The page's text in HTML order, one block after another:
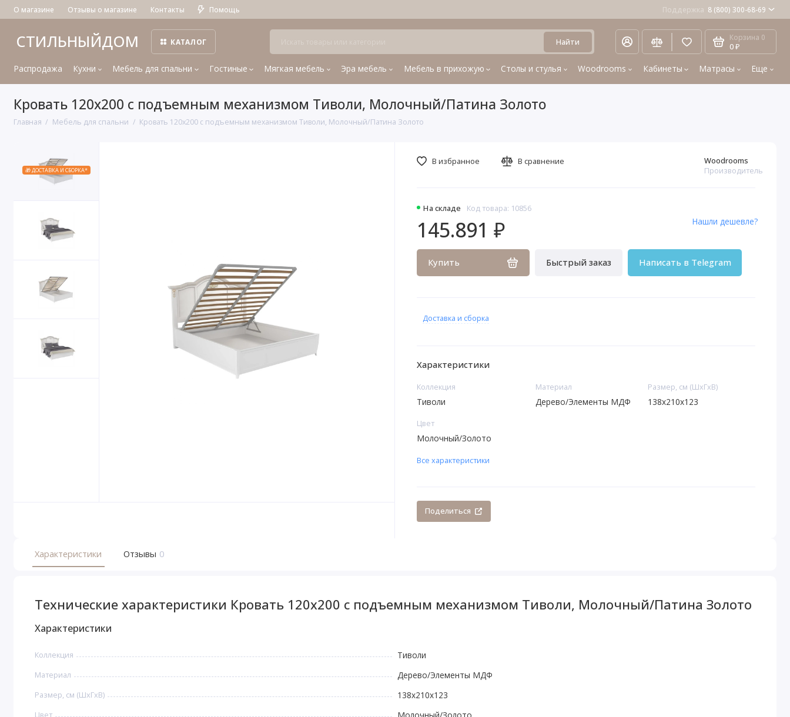
О магазине Отзывы о магазине Контакты Помощь Поддержка 8 (800) 300-68-69
СТИЛЬНЫЙДОМ КАТАЛОГ Найти Корзина 0
0 ₽
Распродажа Кухни Мебель для спальни Гостиные Мягкая мебель Эра мебель Мебель в прихожую Столы и стулья Woodrooms Кабинеты Матрасы Еще
Кровать 120x200 с подъемным механизмом Тиволи, Молочный/Патина Золото
Главная Мебель для спальни Кровать 120x200 с подъемным механизмом Тиволи, Молочный/Патина Золото
🎁 ДОСТАВКА И СБОРКА*
На складе Код товара: 10856
Woodrooms
Производитель
145.891 ₽
Купить Быстрый заказ Написать в Telegram
Нашли дешевле?
В избранное В сравнение
Доставка и сборка
Характеристики
Коллекция
Тиволи
Материал
Дерево/Элементы МДФ
Размер, см (ШхГхВ)
138x210x123
Цвет
Молочный/Золото
Все характеристики
Поделиться
Характеристики Отзывы 0
Технические характеристики Кровать 120x200 с подъемным механизмом Тиволи, Молочный/Патина Золото
Характеристики
Коллекция Тиволи
Материал Дерево/Элементы МДФ
Размер, см (ШхГхВ) 138x210x123
Цвет